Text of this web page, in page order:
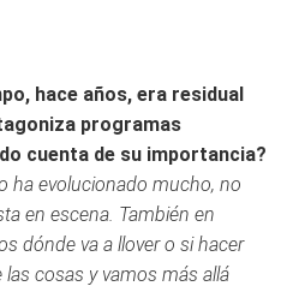
hace años, era residual
programas
cuenta de su importancia?
ha evolucionado mucho, no
en escena. También en
dónde va a llover o si hacer
cosas y vamos más allá